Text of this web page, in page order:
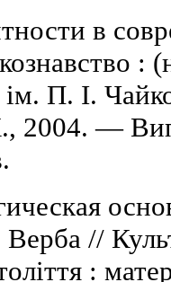
в
: (
П. І.
2004. —
Верба //
: м